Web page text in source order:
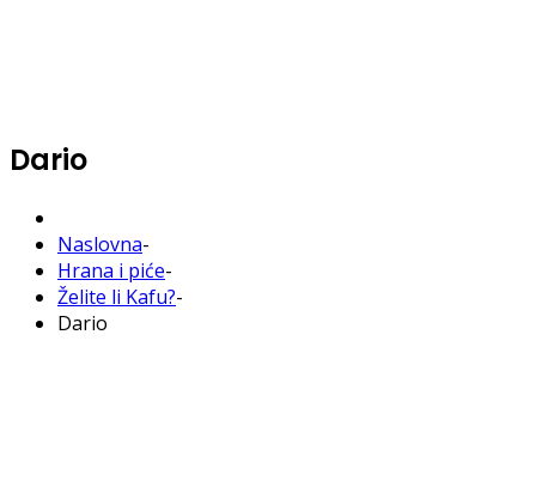
Dario
Naslovna-
Hrana i piće-
Želite li Kafu?-
Dario